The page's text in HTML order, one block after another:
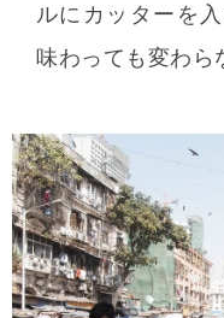
ルにカッターを
味わっても変わら